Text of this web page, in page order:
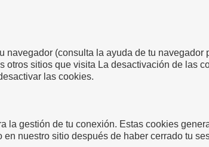
(consulta la ayuda de tu
otros sitios que visita La desactivación de las
las cookies.
la gestión de tu conexión. Estas cookies
nuestro sitio después de haber cerrado tu